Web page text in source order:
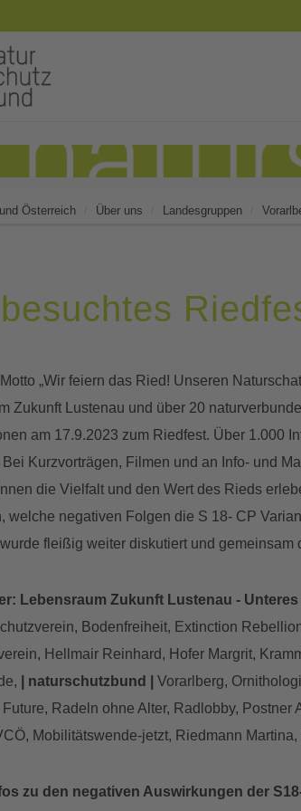
Österreich Über uns Landesgruppen
„Wir feiern das Ried! Unseren
Zukunft Lustenau und über 20
am 17.9.2023 zum Riedfest. Über 1.000
Kurzvorträgen, Filmen und an Info- und
die Vielfalt und den Wert des Rieds
welche negativen Folgen die S 18- CP
fleißig weiter diskutiert und gemeinsam
Lebensraum Zukunft Lustenau - Unteres
Bodenfreiheit, Extinction
Hellmair Reinhard, Hofer Margrit,
| naturschutzbund |
Vorarlberg,
Future, Radeln ohne Alter, Radlobby, Postner
Mobilitätswende-jetzt, Riedmann
zu den negativen Auswirkungen der